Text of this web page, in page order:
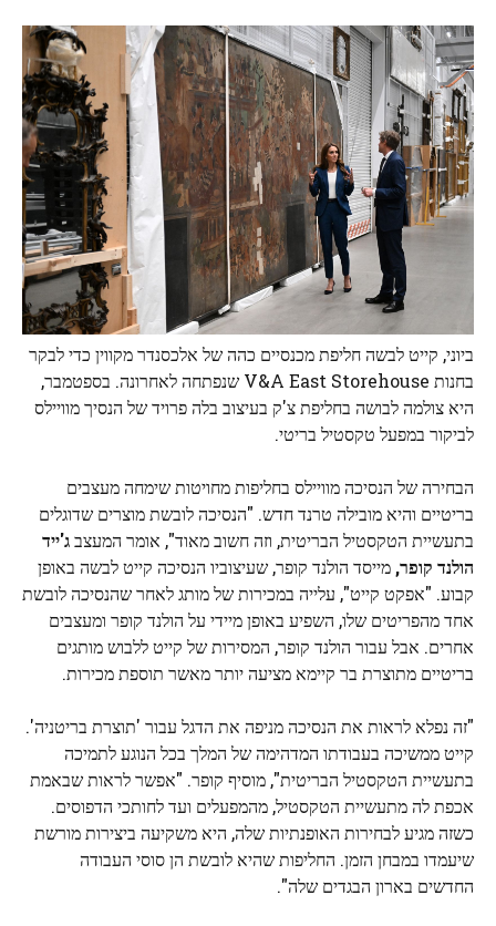
ביוני, קייט לבשה חליפת מכנסיים כהה של אלכסנדר מקווין כדי לבקר
בחנות V&A East Storehouse שנפתחה לאחרונה. בספטמבר,
היא צולמה לבושה בחליפת צ'ק בעיצוב בלה פרויד של הנסיך מוויילס
לביקור במפעל טקסטיל בריטי.
הבחירה של הנסיכה מוויילס בחליפות מחויטות שימחה מעצבים
בריטיים והיא מובילה טרנד חדש. "הנסיכה לובשת מוצרים שדוגלים
בתעשיית הטקסטיל הבריטית, וזה חשוב מאוד", אומר המעצבג'ייד
הולנד קופר, מייסד הולנד קופר, שעיצוביו הנסיכה קייט לבשה באופן
קבוע. "אפקט קייט", עלייה במכירות של מותג לאחר שהנסיכה לובשת
אחד מהפריטים שלו, השפיע באופן מיידי על הולנד קופר ומעצבים
אחרים. אבל עבור הולנד קופר, המסירות של קייט ללבוש מותגים
בריטיים מתוצרת בר קיימא מציעה יותר מאשר תוספת מכירות.
"זה נפלא לראות את הנסיכה מניפה את הדגל עבור 'תוצרת בריטניה'.
קייט ממשיכה בעבודתו המדהימה של המלך בכל הנוגע לתמיכה
בתעשיית הטקסטיל הבריטית", מוסיף קופר. "אפשר לראות שבאמת
אכפת לה מתעשיית הטקסטיל, מהמפעלים ועד לחותכי הדפוסים.
כשזה מגיע לבחירות האופנתיות שלה, היא משקיעה ביצירות מורשת
שיעמדו במבחן הזמן. החליפות שהיא לובשת הן סוסי העבודה
החדשים בארון הבגדים שלה".